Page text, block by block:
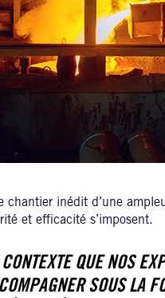
chantier inédit d’une
et efficacité s’imposent.
CONTEXTE QUE NOS
SOUS LA